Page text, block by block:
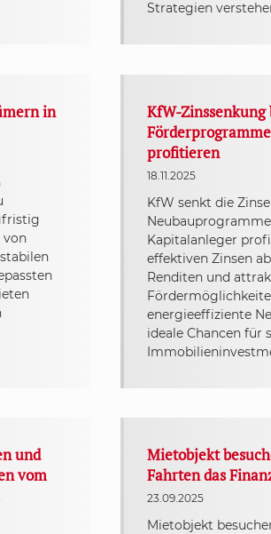
Strategien
in
von
KfW-Zinssenkung
profitieren
18.11.2025
KfW senkt die
Kapitalanleger
effektiven Zinsen ab
Renditen und
energieeffiziente
ideale Chancen für
und
vom
Mietobjekt
Fahrten das
23.09.2025
Mietobjekt